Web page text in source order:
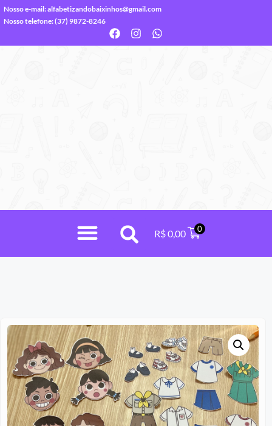
Nosso e-mail:alfabetizandobaixinhos@gmail.com
Nosso telefone: (37) 9872-8246
R$0,00 0